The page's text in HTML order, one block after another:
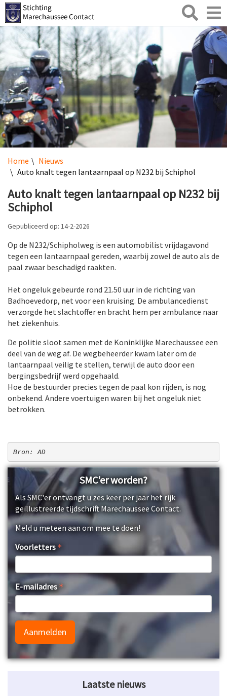
Zoeken
Home
Nieuws
Auto knalt tegen lantaarnpaal op N232 bij Schiphol
Auto knalt tegen lantaarnpaal op N232 bij
Schiphol
Gepubliceerd op: 14-2-2026
Op de N232/Schipholweg is een automobilist vrijdagavond
tegen een lantaarnpaal gereden, waarbij zowel de auto als de
paal zwaar beschadigd raakten.
Het ongeluk gebeurde rond 21.50 uur in de richting van
Badhoevedorp, net voor een kruising. De ambulancedienst
verzorgde het slachtoffer en bracht hem per ambulance naar
het ziekenhuis.
De politie sloot samen met de Koninklijke Marechaussee een
deel van de weg af. De wegbeheerder kwam later om de
lantaarnpaal veilig te stellen, terwijl de auto door een
bergingsbedrijf werd opgehaald.
Hoe de bestuurder precies tegen de paal kon rijden, is nog
onbekend. Andere voertuigen waren bij het ongeluk niet
betrokken.
Bron: AD
SMC'er worden?
Als SMC'er ontvangt u zes keer per jaar het rijk
geïllustreerde tijdschrift Marechaussee Contact.
Meld u meteen aan om mee te doen!
Voorletters
E-mailadres
Aanmelden
Laatste nieuws